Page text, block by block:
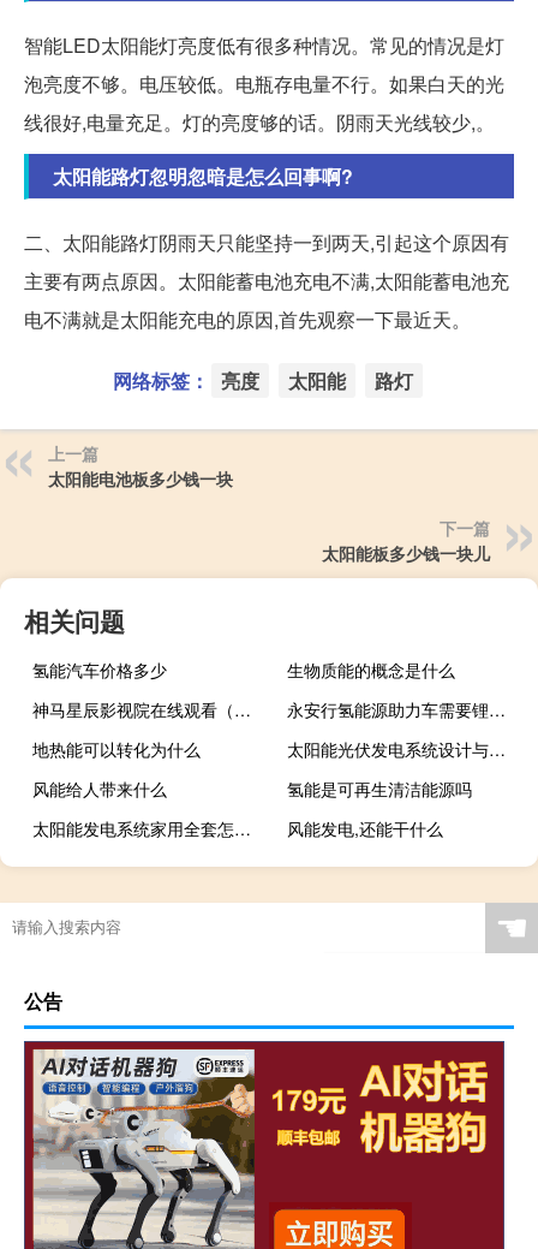
智能LED太阳能灯亮度低有很多种情况。常见的情况是灯
泡亮度不够。电压较低。电瓶存电量不行。如果白天的光
线很好,电量充足。灯的亮度够的话。阴雨天光线较少,。
太阳能路灯忽明忽暗是怎么回事啊?
二、太阳能路灯阴雨天只能坚持一到两天,引起这个原因有
主要有两点原因。太阳能蓄电池充电不满,太阳能蓄电池充
电不满就是太阳能充电的原因,首先观察一下最近天。
网络标签： 亮度 太阳能 路灯
上一篇
太阳能电池板多少钱一块
下一篇
太阳能板多少钱一块儿
相关问题
氢能汽车价格多少
生物质能的概念是什么
神马星辰影视院在线观看（神马第九影视院）
永安行氢能源助力车需要锂电池吗
地热能可以转化为什么
太阳能光伏发电系统设计与应用实例第二版
风能给人带来什么
氢能是可再生清洁能源吗
太阳能发电系统家用全套怎么安装
风能发电,还能干什么
☚
公告